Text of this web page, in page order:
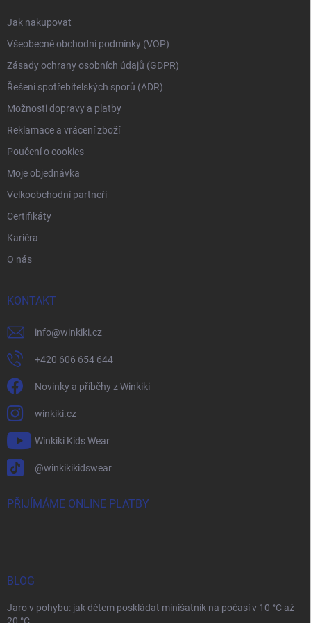
Jak nakupovat
Všeobecné obchodní podmínky (VOP)
Zásady ochrany osobních údajů (GDPR)
Řešení spotřebitelských sporů (ADR)
Možnosti dopravy a platby
Reklamace a vrácení zboží
Poučení o cookies
Moje objednávka
Velkoobchodní partneři
Certifikáty
Kariéra
O nás
KONTAKT
info@winkiki.cz
+420 606 654 644
Novinky a příběhy z Winkiki
winkiki.cz
Winkiki Kids Wear
@winkikikidswear
PŘIJÍMÁME ONLINE PLATBY
BLOG
Jaro v pohybu: jak dětem poskládat minišatník na počasí v 10 °C až
20 °C